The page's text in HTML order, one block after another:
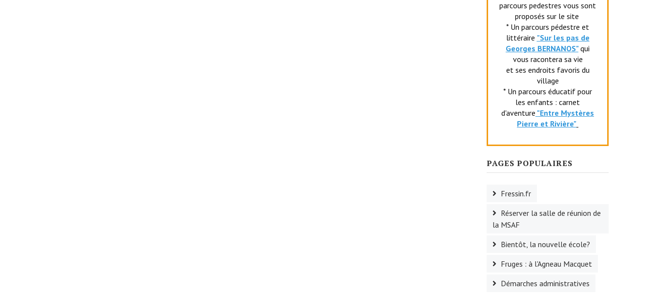
parcours pedestres vous sont
proposés sur le site
* Un parcours pédestre et
littéraire "Sur les pas de
Georges BERNANOS" qui
vous racontera sa vie
et ses endroits favoris du
village
* Un parcours éducatif pour
les enfants : carnet
d'aventure "Entre Mystères
Pierre et Rivière"
PAGES POPULAIRES
Fressin.fr
Réserver la salle de réunion de
la MSAF
Bientôt, la nouvelle école?
Fruges : à l'Agneau Macquet
Démarches administratives